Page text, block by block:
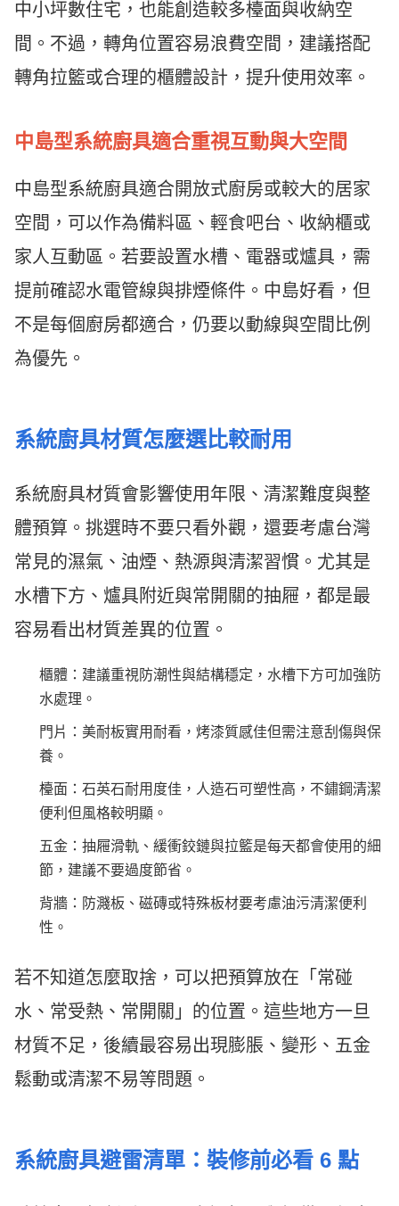
中小坪數住宅，也能創造較多檯面與收納空
間。不過，轉角位置容易浪費空間，建議搭配
轉角拉籃或合理的櫃體設計，提升使用效率。
中島型系統廚具適合重視互動與大空間
中島型系統廚具適合開放式廚房或較大的居家
空間，可以作為備料區、輕食吧台、收納櫃或
家人互動區。若要設置水槽、電器或爐具，需
提前確認水電管線與排煙條件。中島好看，但
不是每個廚房都適合，仍要以動線與空間比例
為優先。
系統廚具材質怎麼選比較耐用
系統廚具材質會影響使用年限、清潔難度與整
體預算。挑選時不要只看外觀，還要考慮台灣
常見的濕氣、油煙、熱源與清潔習慣。尤其是
水槽下方、爐具附近與常開關的抽屜，都是最
容易看出材質差異的位置。
櫃體：建議重視防潮性與結構穩定，水槽下方可加強防
水處理。
門片：美耐板實用耐看，烤漆質感佳但需注意刮傷與保
養。
檯面：石英石耐用度佳，人造石可塑性高，不鏽鋼清潔
便利但風格較明顯。
五金：抽屜滑軌、緩衝鉸鏈與拉籃是每天都會使用的細
節，建議不要過度節省。
背牆：防濺板、磁磚或特殊板材要考慮油污清潔便利
性。
若不知道怎麼取捨，可以把預算放在「常碰
水、常受熱、常開關」的位置。這些地方一旦
材質不足，後續最容易出現膨脹、變形、五金
鬆動或清潔不易等問題。
系統廚具避雷清單：裝修前必看 6 點